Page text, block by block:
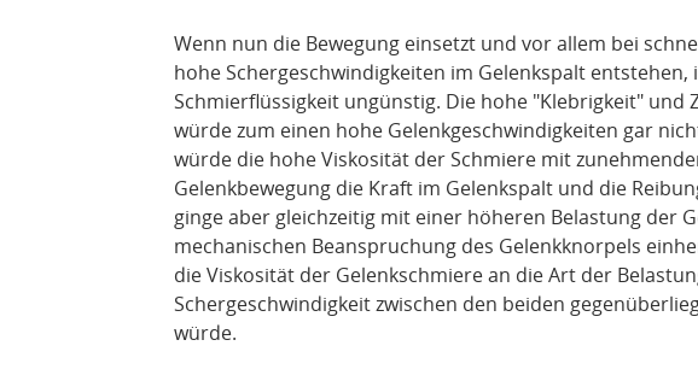
Wenn nun die Bewegung einsetzt und vor allem bei
hohe Schergeschwindigkeiten im Gelenkspalt
Schmierflüssigkeit ungünstig. Die hohe "Klebrigkeit" und
würde zum einen hohe Gelenkgeschwindigkeiten gar
würde die hohe Viskosität der Schmiere mit
Gelenkbewegung die Kraft im Gelenkspalt und die
ginge aber gleichzeitig mit einer höheren Belastung der
mechanischen Beanspruchung des Gelenkknorpels
die Viskosität der Gelenkschmiere an die Art der
Schergeschwindigkeit zwischen den beiden
würde.